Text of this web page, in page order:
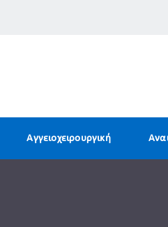
Αγγειοχειρουργική